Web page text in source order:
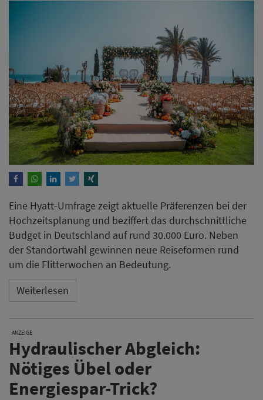
Eine Hyatt-Umfrage zeigt aktuelle Präferenzen bei der
Hochzeitsplanung und beziffert das durchschnittliche
Budget in Deutschland auf rund 30.000 Euro. Neben
der Standortwahl gewinnen neue Reiseformen rund
um die Flitterwochen an Bedeutung.
Weiterlesen
ANZEIGE
Hydraulischer Abgleich:
Nötiges Übel oder
Energiespar-Trick?